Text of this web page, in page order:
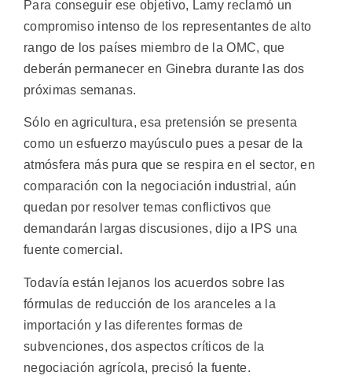
Para conseguir ese objetivo, Lamy reclamó un
compromiso intenso de los representantes de alto
rango de los países miembro de la OMC, que
deberán permanecer en Ginebra durante las dos
próximas semanas.
Sólo en agricultura, esa pretensión se presenta
como un esfuerzo mayúsculo pues a pesar de la
atmósfera más pura que se respira en el sector, en
comparación con la negociación industrial, aún
quedan por resolver temas conflictivos que
demandarán largas discusiones, dijo a IPS una
fuente comercial.
Todavía están lejanos los acuerdos sobre las
fórmulas de reducción de los aranceles a la
importación y las diferentes formas de
subvenciones, dos aspectos críticos de la
negociación agrícola, precisó la fuente.